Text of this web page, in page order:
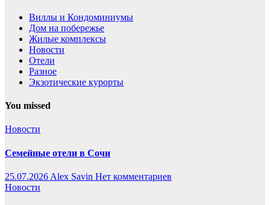
Виллы и Кондоминиумы
Дом на побережье
Жилые комплексы
Новости
Отели
Разное
Экзотические курорты
You missed
Новости
Семейные отели в Сочи
25.07.2026 Alex Savin Нет комментариев
Новости